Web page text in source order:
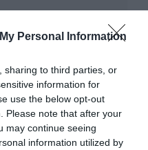
Personal Information
sharing to third parties, or
information for
use the below opt-out
Please note that after your
may continue seeing
information utilized by
Audi A8